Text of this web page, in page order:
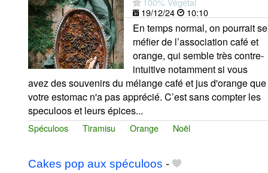
19/12/24
10:10
En temps normal, on pourrait se
méfier de l’association café et
orange, qui semble très contre-
intuitive notamment si vous
avez des souvenirs du mélange café et jus d'orange que
votre estomac n'a pas apprécié. C’est sans compter les
speculoos et leurs épices...
Spéculoos Tiramisu Orange Noël
Cakes pop aux spéculoos -